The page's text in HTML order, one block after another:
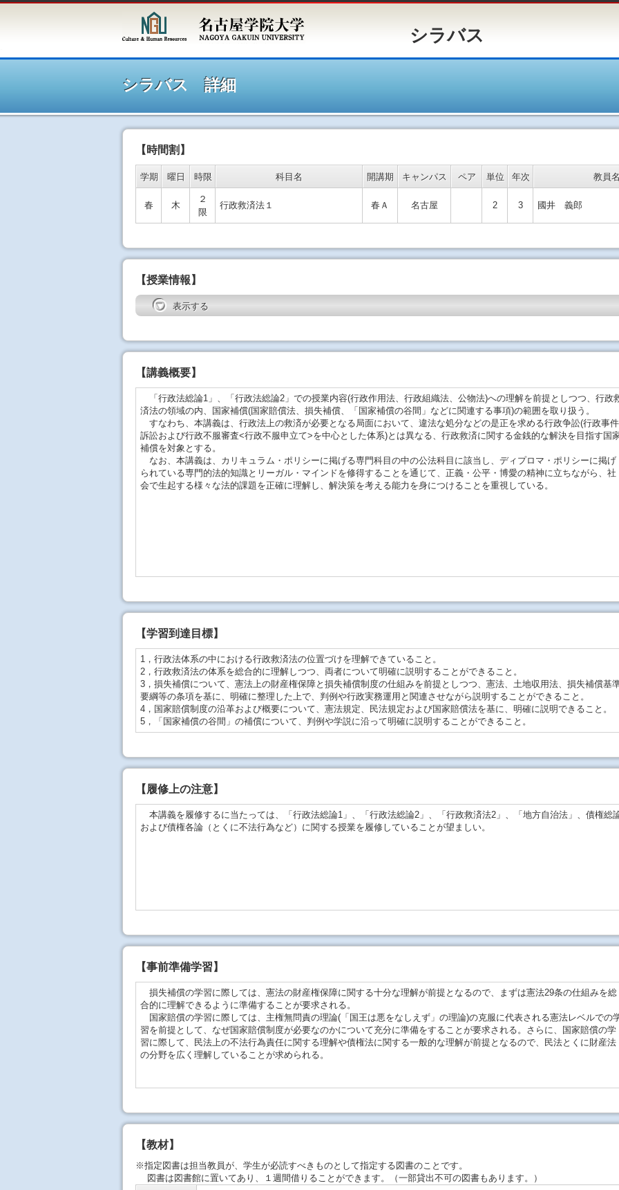
シラバス
シラバス 詳細
【時間割】
学期 曜日 時限 科目名 開講期 キャンパス ペア 単位 年次 教員
春 木
２
限
行政救済法１ 春Ａ 名古屋 2 3 國井 義郎
【授業情報】
表示する
【講義概要】
「行政法総論1」、「行政法総論2」での授業内容(行政作用法、行政組織法、公物法)への理解を前提としつつ、行政
済法の領域の内、国家補償(国家賠償法、損失補償、「国家補償の谷間」などに関連する事項)の範囲を取り扱う。
すなわち、本講義は、行政法上の救済が必要となる局面において、違法な処分などの是正を求める行政争訟(行政事件
訴訟および行政不服審査<行政不服申立て>を中心とした体系)とは異なる、行政救済に関する金銭的な解決を目指す国
補償を対象とする。
なお、本講義は、カリキュラム・ポリシーに掲げる専門科目の中の公法科目に該当し、ディプロマ・ポリシーに掲げ
られている専門的法的知識とリーガル・マインドを修得することを通じて、正義・公平・博愛の精神に立ちながら、社
会で生起する様々な法的課題を正確に理解し、解決策を考える能力を身につけることを重視している。
【学習到達目標】
1，行政法体系の中における行政救済法の位置づけを理解できていること。
2，行政救済法の体系を総合的に理解しつつ、両者について明確に説明することができること。
3，損失補償について、憲法上の財産権保障と損失補償制度の仕組みを前提としつつ、憲法、土地収用法、損失補償基
要綱等の条項を基に、明確に整理した上で、判例や行政実務運用と関連させながら説明することができること。
4，国家賠償制度の沿革および概要について、憲法規定、民法規定および国家賠償法を基に、明確に説明できること。
5，「国家補償の谷間」の補償について、判例や学説に沿って明確に説明することができること。
【 履修上の注意】
本講義を履修するに当たっては、「行政法総論1」、「行政法総論2」、「行政救済法2」、「地方自治法」、債権総
および債権各論（とくに不法行為など）に関する授業を履修していることが望ましい。
【事前準備学習】
損失補償の学習に際しては、憲法の財産権保障に関する十分な理解が前提となるので、まずは憲法29条の仕組みを総
合的に理解できるように準備することが要求される。
国家賠償の学習に際しては、主権無問責の理論(「国王は悪をなしえず」の理論)の克服に代表される憲法レベルでの
習を前提として、なぜ国家賠償制度が必要なのかについて充分に準備をすることが要求される。さらに、国家賠償の学
習に際して、民法上の不法行為責任に関する理解や債権法に関する一般的な理解が前提となるので、民法とくに財産法
の分野を広く理解していることが求められる。
【教材】
※指定図書は担当教員が、学生が必読すべきものとして指定する図書のことです。
図書は図書館に置いてあり、１週間借りることができます。（一部貸出不可の図書もあります。）